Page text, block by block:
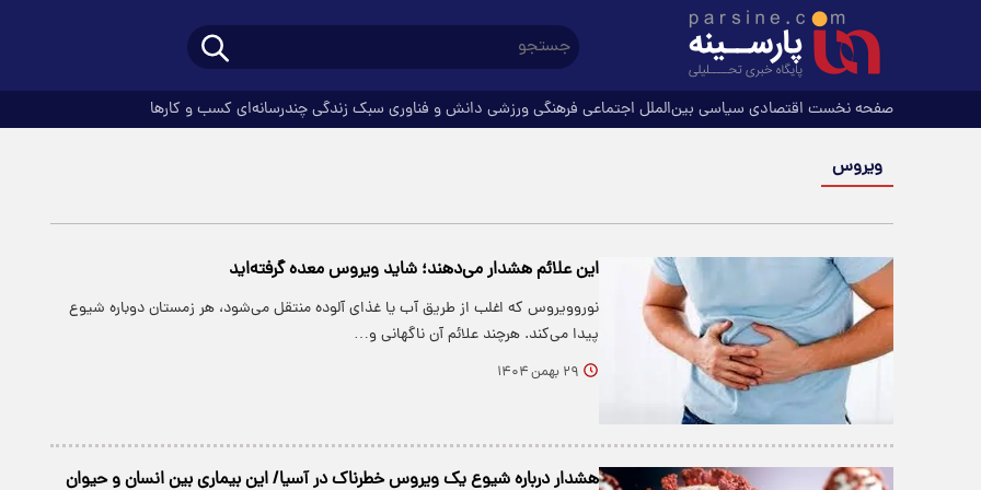
صفحه نخست اقتصادی سیاسی بین‌الملل اجتماعی فرهنگیورزشی دانش و فناوری سبک زندگیچندرسانه‌ای کسب و کارها
ویروس
این علائم هشدار می‌دهند؛ شاید ویروس معده گرفته‌اید
نوروویروس که اغلب از طریق آب یا غذای آلوده منتقل می‌شود، هر زمستان دوباره شیوع
پیدا می‌کند. هرچند علائم آن ناگهانی و…
۲۹ بهمن ۱۴۰۴
هشدار درباره شیوع یک ویروس خطرناک در آسیا/ این بیماری بین انسان و حیوان